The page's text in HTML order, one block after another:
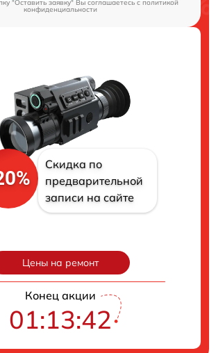
"Оставить заявку" Вы соглашаетесь c политикой
конфиденциальности
Скидка по
предварительной
записи на сайте
Цены на ремонт
Конец акции
01:13:42